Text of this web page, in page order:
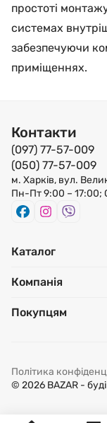
простоті
системах
забезпечуючи
приміщеннях.
Контакти
(097) 77-57-009
(050) 77-57-009
м. Харків, вул.
Пн-Пт 9:00 – 17:00;
Каталог
Компанія
Покупцям
© 2026 BAZAR -
Політика